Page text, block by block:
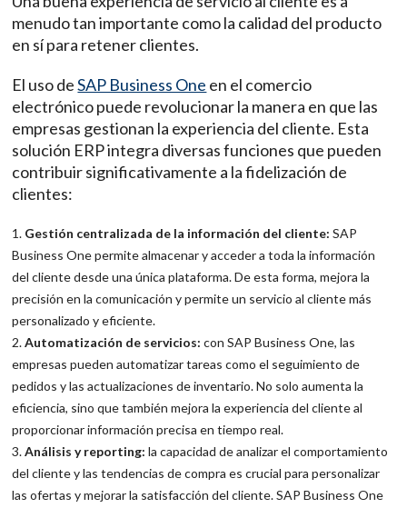
menudo tan importante como la calidad del producto
en sí para retener clientes.
El uso deSAP Business One en el comercio
electrónico puede revolucionar la manera en que las
empresas gestionan la experiencia del cliente. Esta
solución ERP integra diversas funciones que pueden
contribuir significativamente a la fidelización de
clientes:
Gestión centralizada de la información del cliente: SAP
Business One permite almacenar y acceder a toda la información
del cliente desde una única plataforma. De esta forma, mejora la
precisión en la comunicación y permite un servicio al cliente más
personalizado y eficiente.
Automatización de servicios: con SAP Business One, las
empresas pueden automatizar tareas como el seguimiento de
pedidos y las actualizaciones de inventario. No solo aumenta la
eficiencia, sino que también mejora la experiencia del cliente al
proporcionar información precisa en tiempo real.
Análisis y reporting: la capacidad de analizar el comportamiento
del cliente y las tendencias de compra es crucial para personalizar
las ofertas y mejorar la satisfacción del cliente. SAP Business One